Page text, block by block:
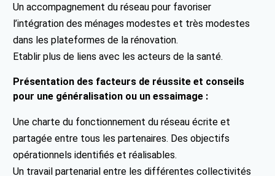
Un accompagnement du réseau pour favoriser
l’intégration des ménages modestes et très modestes
dans les plateformes de la rénovation.
Etablir plus de liens avec les acteurs de la santé.
Présentation des facteurs de réussite et conseils
pour une généralisation ou un essaimage :
Une charte du fonctionnement du réseau écrite et
partagée entre tous les partenaires. Des objectifs
opérationnels identifiés et réalisables.
Un travail partenarial entre les différentes collectivités